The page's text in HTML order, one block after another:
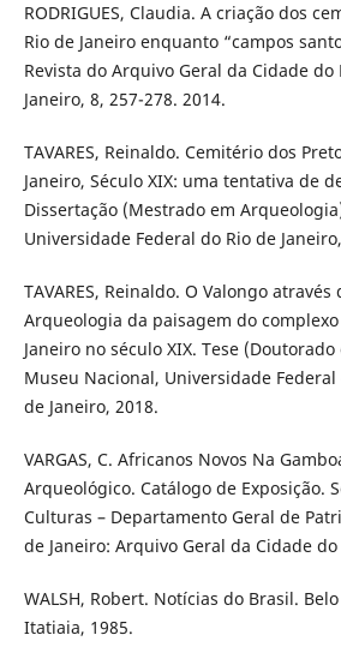
RODRIGUES, Claudia. A criação dos
Rio de Janeiro enquanto “campos
Revista do Arquivo Geral da Cidade do
Janeiro, 8, 257-278. 2014.
TAVARES, Reinaldo. Cemitério dos
Janeiro, Século XIX: uma tentativa de
Dissertação (Mestrado em
Universidade Federal do Rio de
TAVARES, Reinaldo. O Valongo
Arqueologia da paisagem do
Janeiro no século XIX. Tese
Museu Nacional, Universidade Federal
de Janeiro, 2018.
VARGAS, C. Africanos Novos Na
Arqueológico. Catálogo de Exposição.
Culturas – Departamento Geral de
de Janeiro: Arquivo Geral da Cidade do
WALSH, Robert. Notícias do Brasil.
Itatiaia, 1985.